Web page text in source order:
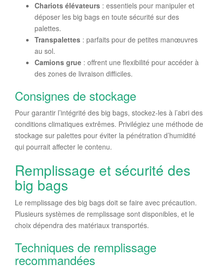
Chariots élévateurs : essentiels pour manipuler et
déposer les big bags en toute sécurité sur des
palettes.
Transpalettes : parfaits pour de petites manœuvres
au sol.
Camions grue : offrent une flexibilité pour accéder à
des zones de livraison difficiles.
Consignes de stockage
Pour garantir l’intégrité des big bags, stockez-les à l’abri des
conditions climatiques extrêmes. Privilégiez une méthode de
stockage sur palettes pour éviter la pénétration d’humidité
qui pourrait affecter le contenu.
Remplissage et sécurité des
big bags
Le remplissage des big bags doit se faire avec précaution.
Plusieurs systèmes de remplissage sont disponibles, et le
choix dépendra des matériaux transportés.
Techniques de remplissage
recommandées